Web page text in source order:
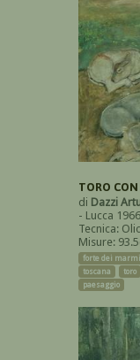
TORO
di Dazzi
- Lucca
Tecnica:
Misure:
forte dei marmi
toscana
toro
paesaggio